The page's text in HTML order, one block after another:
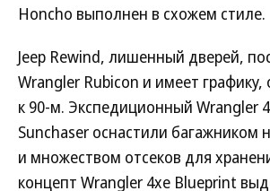
Honcho выполнен в схожем стиле.
Jeep Rewind, лишенный дверей,
Wrangler Rubicon и имеет
к 90-м. Экспедиционный Wrangler
Sunchaser оснастили багажником
и множеством отсеков для
концепт Wrangler 4xe Blueprint